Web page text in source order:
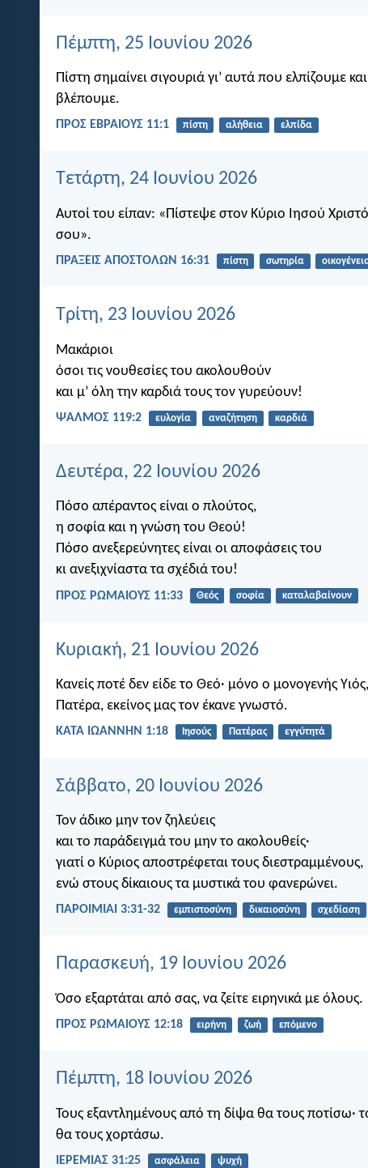
Πέμπτη, 25 Ιουνίου 2026
Πίστη σημαίνει σιγουριά γι’ αυτά που ελπίζουμε
βλέπουμε.
ΠΡΟΣ ΕΒΡΑΙΟΥΣ 11:1 πίστη αλήθεια ελπίδα
Τετάρτη, 24 Ιουνίου 2026
Αυτοί του είπαν: «Πίστεψε στον Κύριο Ιησού
σου».
ΠΡΑΞΕΙΣ ΑΠΟΣΤΟΛΩΝ 16:31 πίστη σωτηρία
Τρίτη, 23 Ιουνίου 2026
Μακάριοι
όσοι τις νουθεσίες του ακολουθούν
και μ’ όλη την καρδιά τους τον γυρεύουν!
ΨΑΛΜΌΣ 119:2 ευλογία αναζήτηση καρδιά
Δευτέρα, 22 Ιουνίου 2026
Πόσο απέραντος είναι ο πλούτος,
η σοφία και η γνώση του Θεού!
Πόσο ανεξερεύνητες είναι οι αποφάσεις του
κι ανεξιχνίαστα τα σχέδιά του!
ΠΡΟΣ ΡΩΜΑΙΟΥΣ 11:33 Θεός σοφία καταλαβαίνουν
Κυριακή, 21 Ιουνίου 2026
Κανείς ποτέ δεν είδε το Θεό· μόνο ο μονογενής
Πατέρα, εκείνος μας τον έκανε γνωστό.
ΚΑΤΑ ΙΩΑΝΝΗΝ 1:18 Ιησούς Πατέρας εγγύτητά
Σάββατο, 20 Ιουνίου 2026
Τον άδικο μην τον ζηλεύεις
και το παράδειγμά του μην το ακολουθείς·
γιατί ο Κύριος αποστρέφεται τους διεστραμμένους,
ενώ στους δίκαιους τα μυστικά του φανερώνει.
ΠΑΡΟΙΜΙΑΙ 3:31-32 εμπιστοσύνη δικαιοσύνη σχεδίαση
Παρασκευή, 19 Ιουνίου 2026
Όσο εξαρτάται από σας, να ζείτε ειρηνικά με όλους.
ΠΡΟΣ ΡΩΜΑΙΟΥΣ 12:18 ειρήνη ζωή επόμενο
Πέμπτη, 18 Ιουνίου 2026
Τους εξαντλημένους από τη δίψα θα τους ποτίσω·
θα τους χορτάσω.
ΙΕΡΕΜΙΑΣ 31:25 ασφάλεια ψυχή